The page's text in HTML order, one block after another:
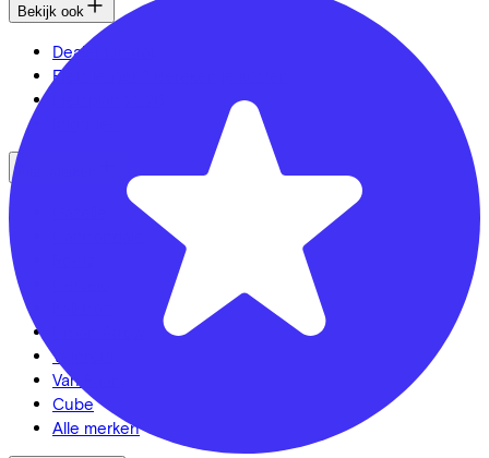
Bekijk ook
Dealer locator
Fiets leasen? Bereken je kosten
Veloretti
Van Raam
Cube
Alle merken